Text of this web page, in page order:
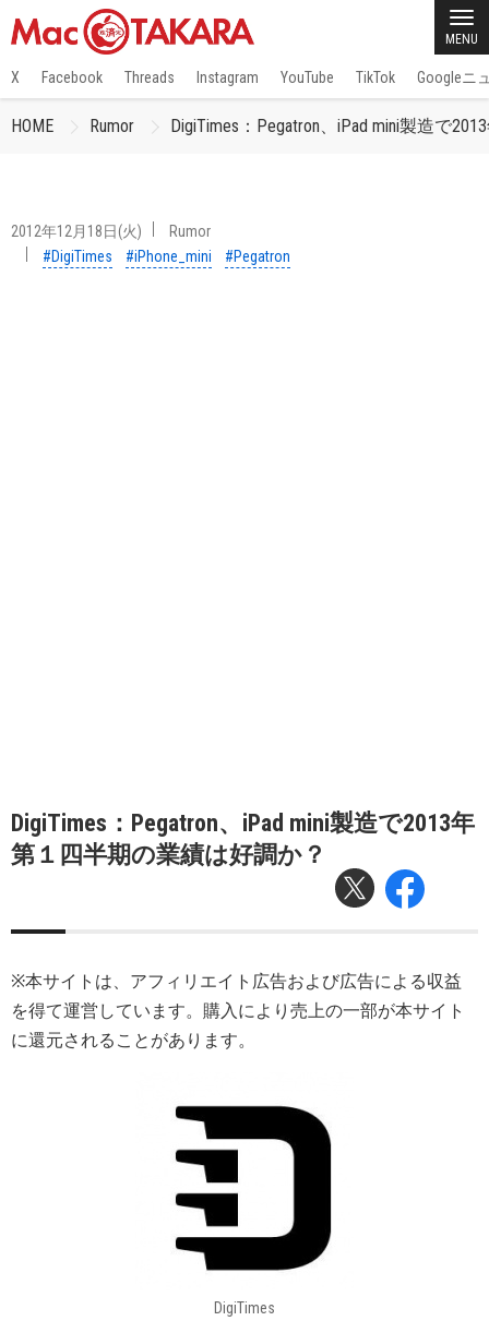
MENU
X Facebook Threads Instagram YouTube TikTok Googleニ
HOME Rumor DigiTimes：Pegatron、iPad mini製造で
2012年12月18日(火)
Rumor
#DigiTimes
#iPhone_mini #Pegatron
DigiTimes：Pegatron、iPad mini製造で2013年
第１四半期の業績は好調か？
※本サイトは、アフィリエイト広告および広告による収益
を得て運営しています。購入により売上の一部が本サイト
に還元されることがあります。
DigiTimes